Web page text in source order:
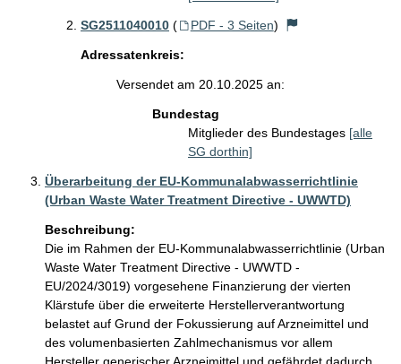
SG2511040010 ( PDF - 3 Seiten)
Adressatenkreis:
Versendet am 20.10.2025 an:
Bundestag
Mitglieder des Bundestages [alle
SG dorthin]
Überarbeitung der EU-Kommunalabwasserrichtlinie
(Urban Waste Water Treatment Directive - UWWTD)
Beschreibung:
Die im Rahmen der EU-Kommunalabwasserrichtlinie (Urban
Waste Water Treatment Directive - UWWTD -
EU/2024/3019) vorgesehene Finanzierung der vierten
Klärstufe über die erweiterte Herstellerverantwortung
belastet auf Grund der Fokussierung auf Arzneimittel und
des volumenbasierten Zahlmechanismus vor allem